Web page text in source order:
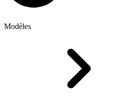
Modèles